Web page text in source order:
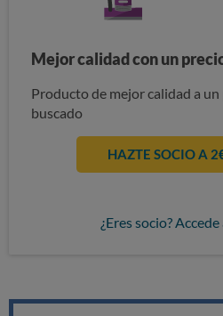
Mejor calidad con un
Producto de mejor calidad a
buscado
HAZTE SOCIO A
¿Eres socio?